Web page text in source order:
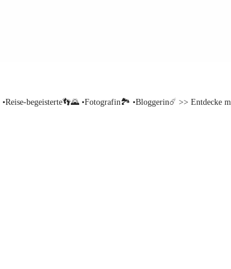
•Reise-begeisterte👣🌄 •Fotografin🏞️ •Bloggerin☄️ >> Entdecke